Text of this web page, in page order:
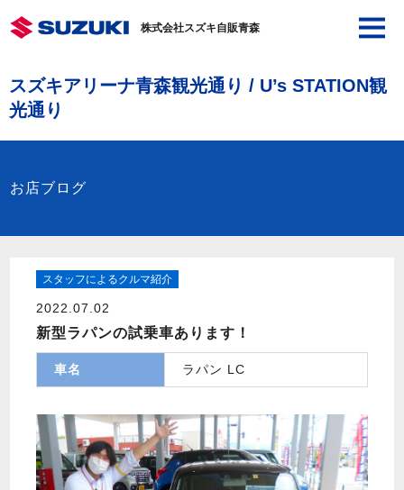
株式会社スズキ自販青森
スズキアリーナ青森観光通り / U’s STATION観
光通り
お店ブログ
スタッフによるクルマ紹介
2022.07.02
新型ラパンの試乗車あります！
車名 ラパン LC